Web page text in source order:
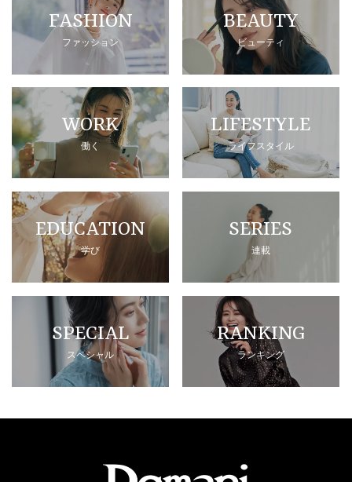
FASHION
ファッション
BEAUTY
ビューティ
WORK
働く
LIFESTYLE
ライフスタイル
EDUCATION
学び
SERIES
連載
SPECIAL
スペシャル
RANKING
ランキング